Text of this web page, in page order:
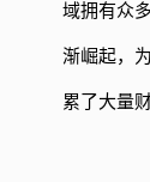
域拥有众
渐崛起，
累了大量